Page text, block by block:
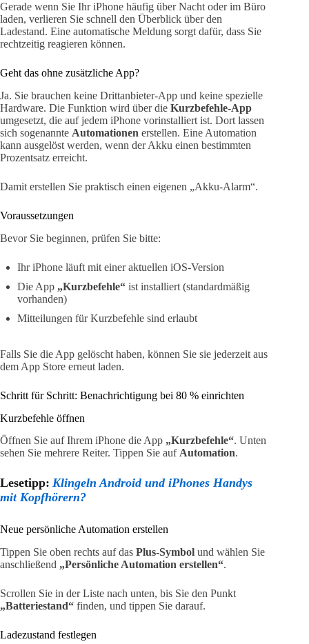
Gerade wenn Sie Ihr iPhone häufig über Nacht oder im Büro
laden, verlieren Sie schnell den Überblick über den
Ladestand. Eine automatische Meldung sorgt dafür, dass Sie
rechtzeitig reagieren können.
Geht das ohne zusätzliche App?
Ja. Sie brauchen keine Drittanbieter-App und keine spezielle
Hardware. Die Funktion wird über die Kurzbefehle-App
umgesetzt, die auf jedem iPhone vorinstalliert ist. Dort lassen
sich sogenannte Automationen erstellen. Eine Automation
kann ausgelöst werden, wenn der Akku einen bestimmten
Prozentsatz erreicht.
Damit erstellen Sie praktisch einen eigenen „Akku-Alarm“.
Voraussetzungen
Bevor Sie beginnen, prüfen Sie bitte:
Ihr iPhone läuft mit einer aktuellen iOS-Version
Die App „Kurzbefehle“ ist installiert (standardmäßig
vorhanden)
Mitteilungen für Kurzbefehle sind erlaubt
Falls Sie die App gelöscht haben, können Sie sie jederzeit aus
dem App Store erneut laden.
Schritt für Schritt: Benachrichtigung bei 80 % einrichten
Kurzbefehle öffnen
Öffnen Sie auf Ihrem iPhone die App „Kurzbefehle“. Unten
sehen Sie mehrere Reiter. Tippen Sie auf Automation.
Lesetipp: Klingeln Android und iPhones Handys
mit Kopfhörern?
Neue persönliche Automation erstellen
Tippen Sie oben rechts auf das Plus-Symbol und wählen Sie
anschließend „Persönliche Automation erstellen“.
Scrollen Sie in der Liste nach unten, bis Sie den Punkt
„Batteriestand“ finden, und tippen Sie darauf.
Ladezustand festlegen